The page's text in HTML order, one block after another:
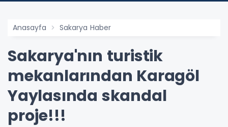
istiyorum”
Anasayfa Sakarya Haber
Sakarya'nın turistik
mekanlarından Karagöl
Yaylasında skandal
proje!!!